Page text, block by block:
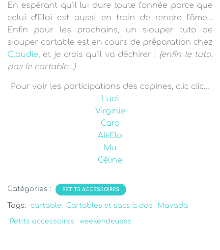
En espérant qu’il lui dure toute l’année parce que
celui d’Eloi est aussi en train de rendre l’âme…
Enfin pour les prochains, un siouper tuto de
siouper cartable est en cours de préparation chez
Claudie, et je crois qu’il va déchirer ! (enfin le tuto,
pas le cartable…)
Pour voir les participations des copines, clic clic…
Ludi
Virginie
Caro
AikElo
Mu
Céline
Catégories : PETITS ACCESSOIRES
Tags: cartable Cartables et sacs à dos Mavada
Petits accessoires weekendeuses